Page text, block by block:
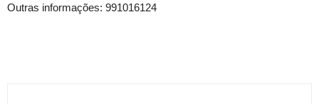
Outras informações: 991016124